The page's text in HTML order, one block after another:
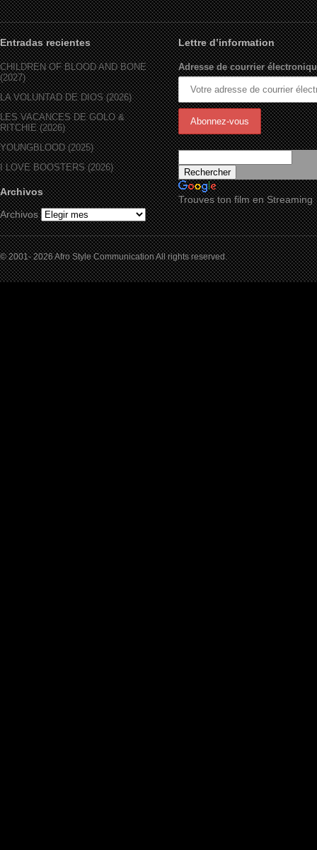
Entradas recientes
CHILDREN OF BLOOD AND BONE
(2027)
LA VOLUNTAD DE DIOS (2026)
LES VACANCES DE GOLO &
RITCHIE (2026)
YOUNGBLOOD (2025)
I LOVE BOOSTERS (2026)
Archivos
Archivos
Lettre d’information
Adresse de courrier
Trouves ton film en Streaming
© 2001- 2026 Afro Style Communication All rights reserved.